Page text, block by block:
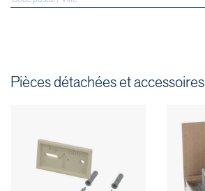
Pièces détachées et accessoires